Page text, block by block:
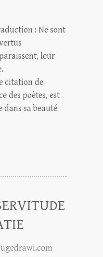
: Ne sont
leur
citation de
des poètes, est
sa beauté